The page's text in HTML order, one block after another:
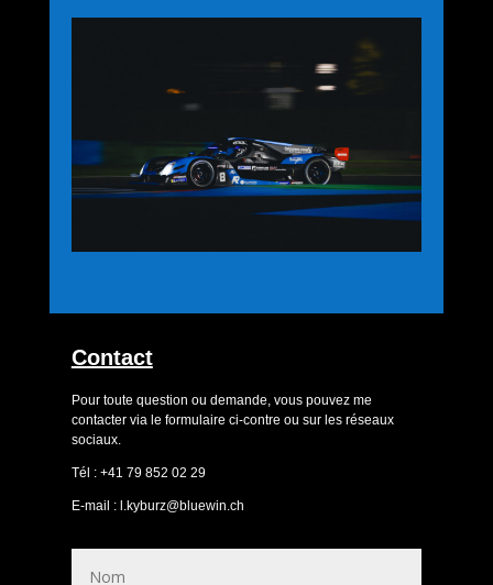
Contact
Pour toute question ou demande, vous pouvez me
contacter via le formulaire ci-contre ou sur les réseaux
sociaux.
Tél : +41 79 852 02 29
E-mail : l.kyburz@bluewin.ch